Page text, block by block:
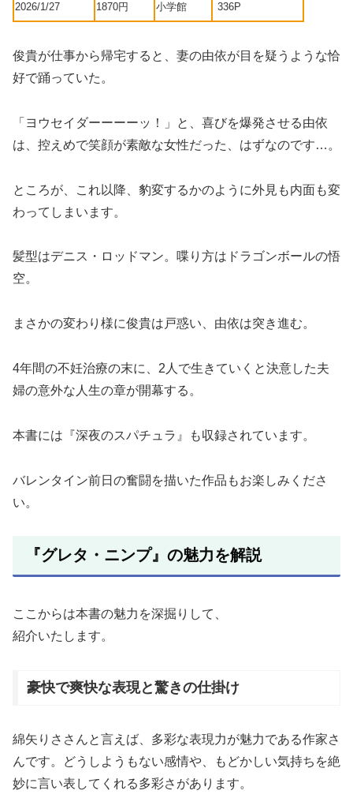
2026/1/27 1870円 小学館 336P
俊貴が仕事から帰宅すると、妻の由依が目を疑うような恰
好で踊っていた。
「ヨウセイダーーーーッ！」と、喜びを爆発させる由依
は、控えめで笑顔が素敵な女性だった、はずなのです…。
ところが、これ以降、豹変するかのように外見も内面も変
わってしまいます。
髪型はデニス・ロッドマン。喋り方はドラゴンボールの悟
空。
まさかの変わり様に俊貴は戸惑い、由依は突き進む。
4年間の不妊治療の末に、2人で生きていくと決意した夫
婦の意外な人生の章が開幕する。
本書には『深夜のスパチュラ』も収録されています。
バレンタイン前日の奮闘を描いた作品もお楽しみくださ
い。
『グレタ・ニンプ』の魅力を解説
ここからは本書の魅力を深掘りして、
紹介いたします。
豪快で爽快な表現と驚きの仕掛け
綿矢りささんと言えば、多彩な表現力が魅力である作家さ
んです。どうしようもない感情や、もどかしい気持ちを絶
妙に言い表してくれる多彩さがあります。